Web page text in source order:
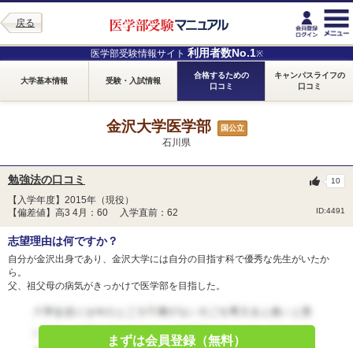
戻る
医学部受験情報サイト 利用者数No.1※
大学基本情報 受験・入試情報
合格するための
口コミ
キャンパスライフの
口コミ
金沢大学医学部 国公立
石川県
勉強法の口コミ
【入学年度】2015年（現役）
【偏差値】高3 4月：60 入学直前：62
ID:4491
10
志望理由は何ですか？
自分が金沢出身であり、金沢大学には自分の目指す科で優秀な先生がいたか
ら。
父、祖父母の病気がきっかけで医学部を目指した。
まずは会員登録（無料）